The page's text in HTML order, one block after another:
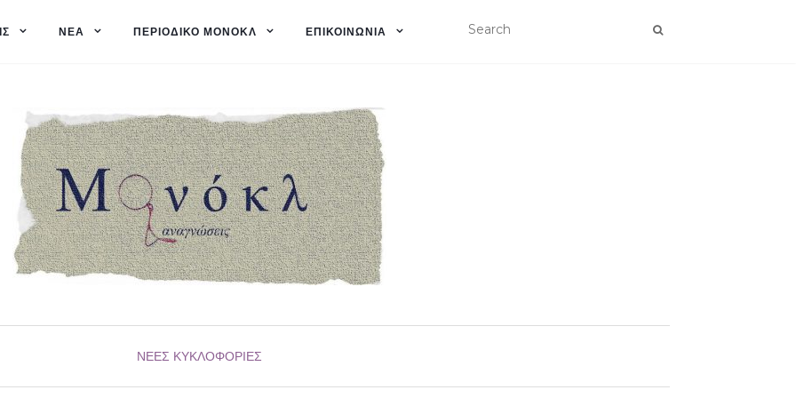
ΝΈΑ ΠΕΡΙΟΔΙΚΌ ΜΟΝΌΚΛ ΕΠΙΚΟΙΝΩΝΊΑ
ΝΈΕΣ ΚΥΚΛΟΦΟΡΊΕΣ